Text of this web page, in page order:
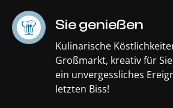
Sie genießen
Kulinarische
Großmarkt, kreativ für
ein unvergessliches
letzten Biss!